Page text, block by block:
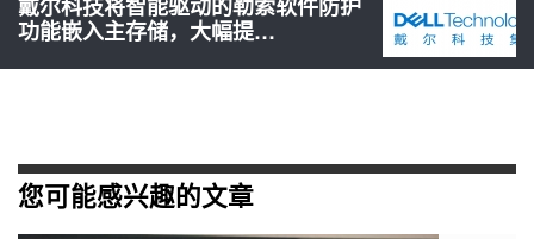
戴尔科技将智能驱动的勒索软件防护
功能嵌入主存储，大幅提…
您可能感兴趣的文章